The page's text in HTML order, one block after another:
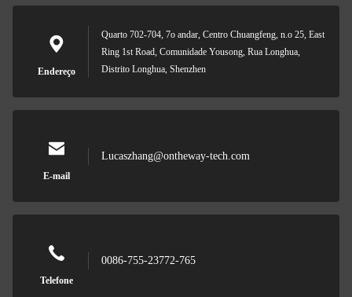
Endereço
Quarto 702-704, 7o andar, Centro Chuangfeng, n.o 25, East
Ring 1st Road, Comunidade Yousong, Rua Longhua,
Distrito Longhua, Shenzhen
E-mail
Lucaszhang@ontheway-tech.com
Telefone
0086-755-23772-765